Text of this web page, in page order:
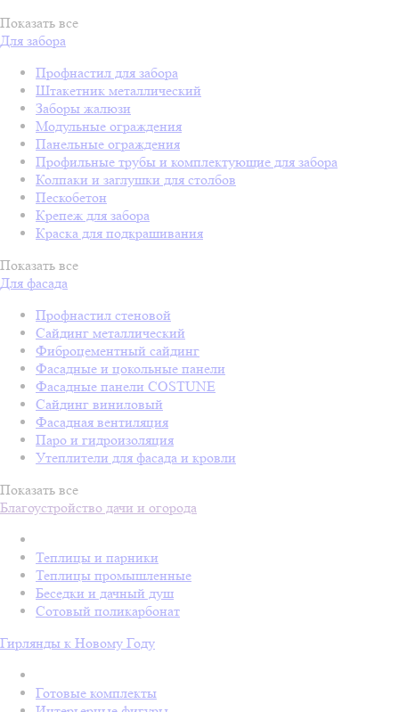
Показать все
Для забора
Профнастил для забора
Штакетник металлический
Заборы жалюзи
Модульные ограждения
Панельные ограждения
Профильные трубы и комплектующие для забора
Колпаки и заглушки для столбов
Пескобетон
Крепеж для забора
Краска для подкрашивания
Показать все
Для фасада
Профнастил стеновой
Сайдинг металлический
Фиброцементный сайдинг
Фасадные и цокольные панели
Фасадные панели COSTUNE
Сайдинг виниловый
Фасадная вентиляция
Паро и гидроизоляция
Утеплители для фасада и кровли
Показать все
Благоустройство дачи и огорода
Теплицы и парники
Теплицы промышленные
Беседки и дачный душ
Сотовый поликарбонат
Гирлянды к Новому Году
Готовые комплекты